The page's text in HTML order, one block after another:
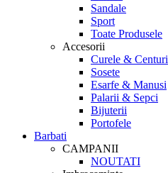
Sandale
Sport
Toate Produsele
Accesorii
Curele & Centuri
Sosete
Esarfe & Manusi
Palarii & Sepci
Bijuterii
Portofele
Barbati
CAMPANII
NOUTATI